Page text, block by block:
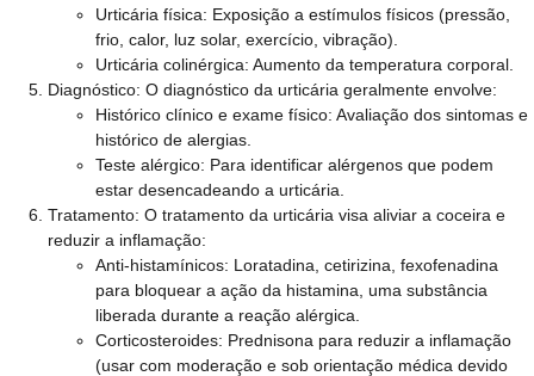
Urticária física: Exposição a estímulos físicos (pressão,
frio, calor, luz solar, exercício, vibração).
Urticária colinérgica: Aumento da temperatura corporal.
Diagnóstico: O diagnóstico da urticária geralmente envolve:
Histórico clínico e exame físico: Avaliação dos sintomas e
histórico de alergias.
Teste alérgico: Para identificar alérgenos que podem
estar desencadeando a urticária.
Tratamento: O tratamento da urticária visa aliviar a coceira e
reduzir a inflamação:
Anti-histamínicos: Loratadina, cetirizina, fexofenadina
para bloquear a ação da histamina, uma substância
liberada durante a reação alérgica.
Corticosteroides: Prednisona para reduzir a inflamação
(usar com moderação e sob orientação médica devido